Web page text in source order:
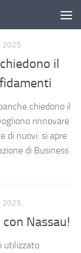
2025
il
chiedono il
rinnovare
di nuovi: si apre
di Business
2025
Nassau!
utilizzato